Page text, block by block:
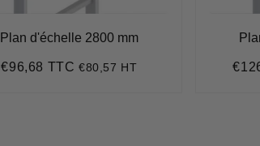
Plan d'échelle 2800 mm
Prix
€96,68 TTC€96,68
€80,57 HT
Prix